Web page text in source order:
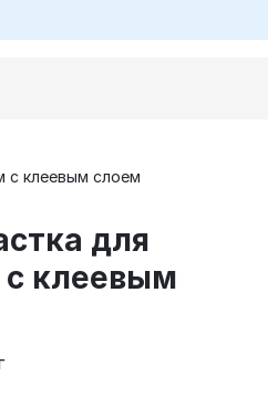
с клеевым слоем
для
клеевым